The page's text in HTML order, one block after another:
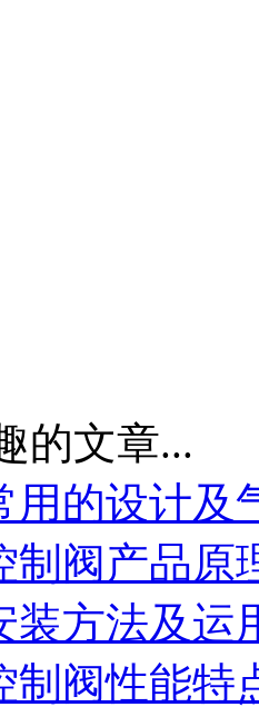
的文章...
用的设计及
制阀产品原
装方法及运
制阀性能特